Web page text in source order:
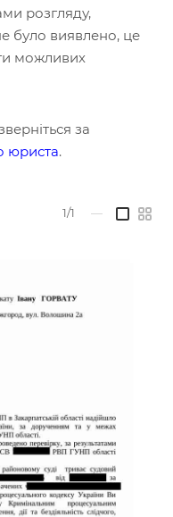
розгляду,
було виявлено, це
можливих
за
юриста.
1/1 —